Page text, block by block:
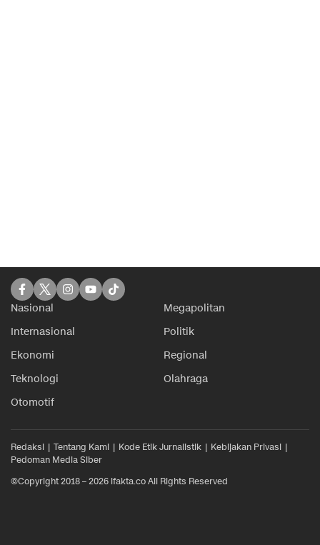
Nasional
Megapolitan
Internasional
Politik
Ekonomi
Regional
Teknologi
Olahraga
Otomotif
Redaksi Tentang Kami Kode Etik Jurnalistik
Kebijakan Privasi
Pedoman Media Siber
©Copyright 2018 – 2026 ifakta.co All Rights Reserved